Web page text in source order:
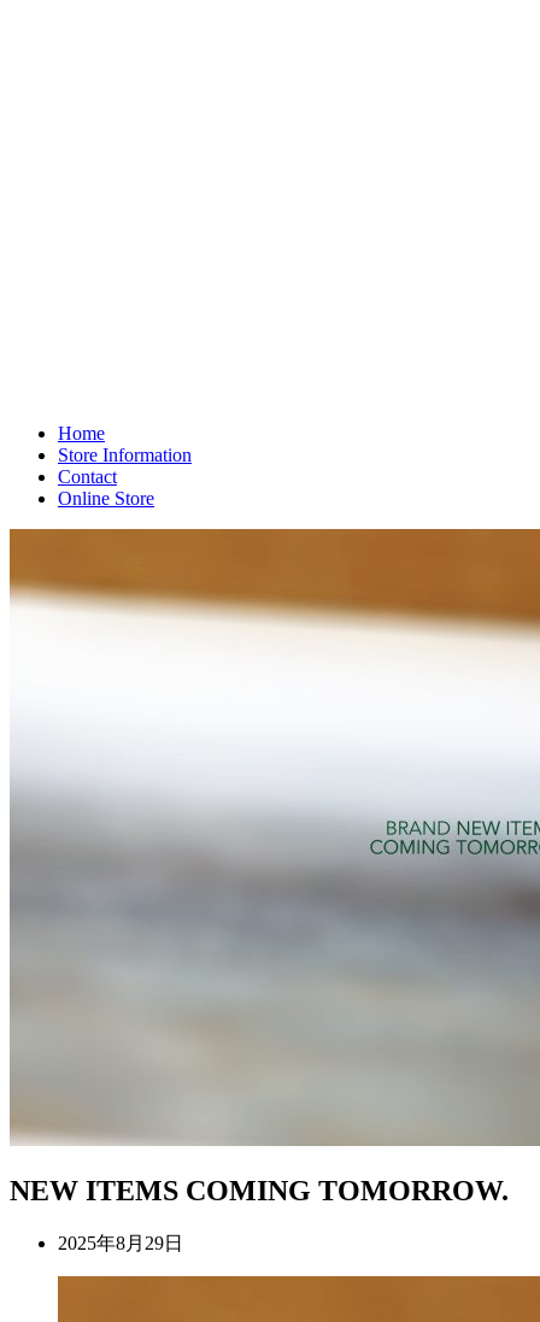
Home
Store Information
Contact
Online Store
NEW ITEMS COMING TOMORROW.
2025年8月29日